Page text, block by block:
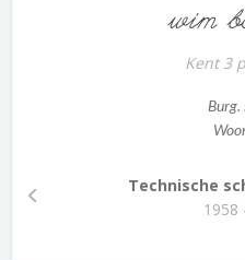
wim
Kent 3
Burg.
Technische
1958